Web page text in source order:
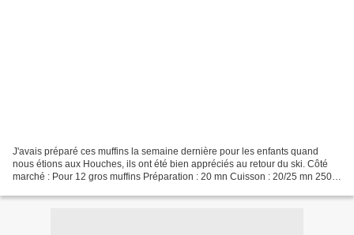
J'avais préparé ces muffins la semaine dernière pour les enfants quand
nous étions aux Houches, ils ont été bien appréciés au retour du ski. Côté
marché : Pour 12 gros muffins Préparation : 20 mn Cuisson : 20/25 mn 250 g